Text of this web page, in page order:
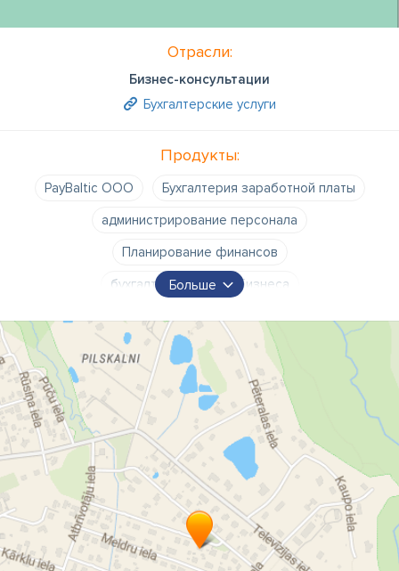
Отрасли:
Бизнес-консультации
Бухгалтерские услуги
Продукты:
PayBaltic ООО
Бухгалтерия заработной платы
администрирование персонала
Планирование финансов
бухгалтерия малого бизнеса
Регистрация предприятий в Латвии
Payroll taxes in Latvia
HR Administration in Latvia
HR costs planning in Latvia
бизнес консультации
Больше